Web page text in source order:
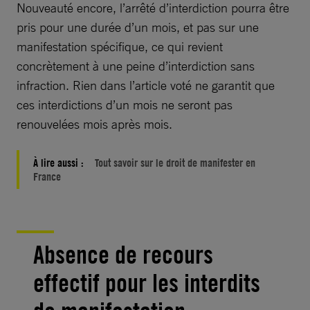
Nouveauté encore, l’arrêté d’interdiction pourra être
pris pour une durée d’un mois, et pas sur une
manifestation spécifique, ce qui revient
concrètement à une peine d’interdiction sans
infraction. Rien dans l’article voté ne garantit que
ces interdictions d’un mois ne seront pas
renouvelées mois après mois.
À lire aussi :
Tout savoir sur le droit de manifester en
France
Absence de recours
effectif pour les interdits